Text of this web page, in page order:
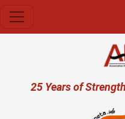
User account
25 Years of